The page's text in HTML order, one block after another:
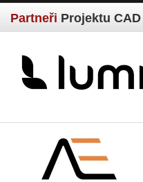
Partneři Projektu CAD